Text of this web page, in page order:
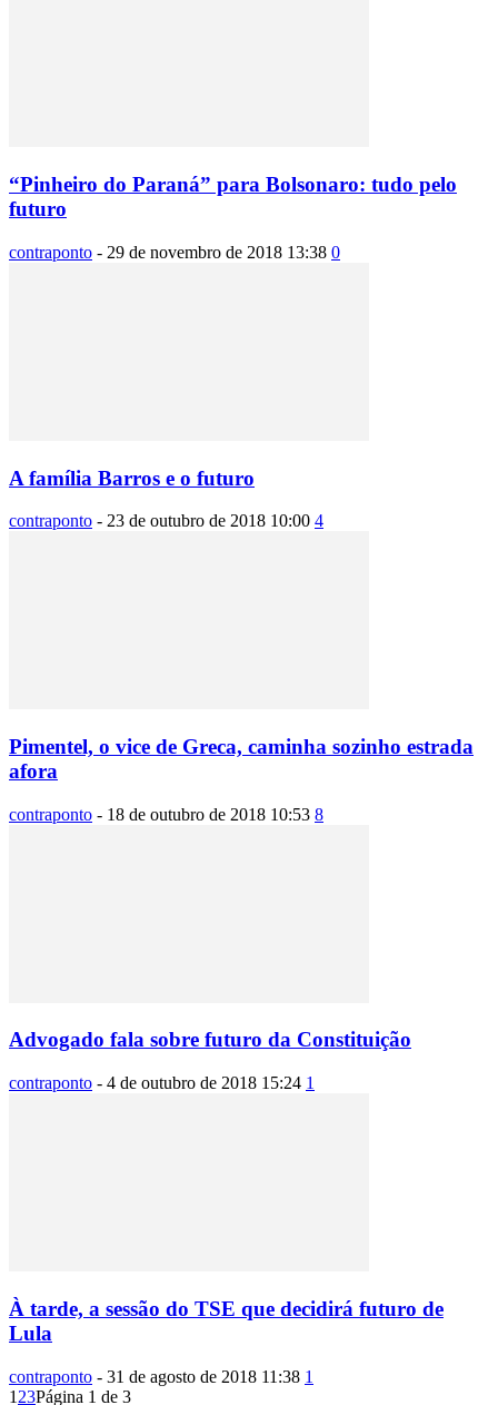
“Pinheiro do Paraná” para Bolsonaro: tudo pelo
futuro
contraponto - 29 de novembro de 2018 13:38 0
A família Barros e o futuro
contraponto - 23 de outubro de 2018 10:00 4
Pimentel, o vice de Greca, caminha sozinho estrada
afora
contraponto - 18 de outubro de 2018 10:53 8
Advogado fala sobre futuro da Constituição
contraponto - 4 de outubro de 2018 15:24 1
À tarde, a sessão do TSE que decidirá futuro de
Lula
contraponto - 31 de agosto de 2018 11:38 1
1 23Página 1 de 3